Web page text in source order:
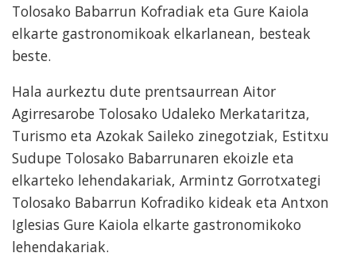
Tolosako Babarrun Kofradiak eta Gure Kaiola
elkarte gastronomikoak elkarlanean, besteak
beste.
Hala aurkeztu dute prentsaurrean Aitor
Agirresarobe Tolosako Udaleko Merkataritza,
Turismo eta Azokak Saileko zinegotziak, Estitxu
Sudupe Tolosako Babarrunaren ekoizle eta
elkarteko lehendakariak, Armintz Gorrotxategi
Tolosako Babarrun Kofradiko kideak eta Antxon
Iglesias Gure Kaiola elkarte gastronomikoko
lehendakariak.